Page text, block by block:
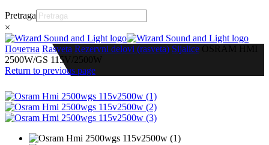
Pretraga
×
Почетна Rasveta Rezervni delovi (rasveta) Sijalice OSRAM HMI
2500W/GS 115V/2500W
Return to previous page